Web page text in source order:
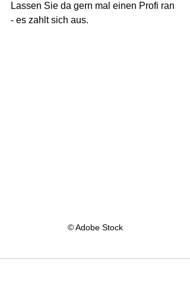
Lassen Sie da gern mal einen Profi ran
- es zahlt sich aus.
© Adobe Stock